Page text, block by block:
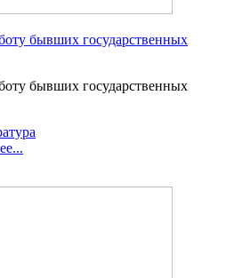
бывших государственных
бывших государственных